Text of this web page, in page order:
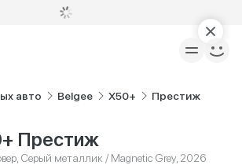
авто Belgee X50+ Престиж
Престиж
Серый металлик / Magnetic Grey, 2026